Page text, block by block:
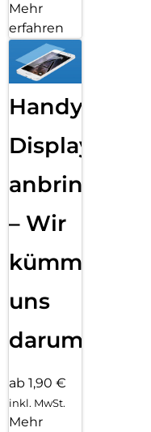
Mehr
erfahren
Handy
Displayfolie
anbringen
– Wir
kümmern
uns
darum!
ab 1,90 €
inkl. MwSt.
Mehr